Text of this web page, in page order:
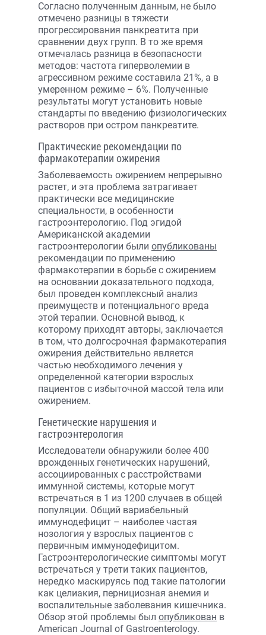
Согласно полученным данным, не было
отмечено разницы в тяжести
прогрессирования панкреатита при
сравнении двух групп. В то же время
отмечалась разница в безопасности
методов: частота гиперволемии в
агрессивном режиме составила 21%, а в
умеренном режиме – 6%. Полученные
результаты могут установить новые
стандарты по введению физиологических
растворов при остром панкреатите.
Практические рекомендации по
фармакотерапии ожирения
Заболеваемость ожирением непрерывно
растет, и эта проблема затрагивает
практически все медицинские
специальности, в особенности
гастроэнтерологию. Под эгидой
Американской академии
гастроэнтерологии были опубликованы
рекомендации по применению
фармакотерапии в борьбе с ожирением
на основании доказательного подхода,
был проведен комплексный анализ
преимуществ и потенциального вреда
этой терапии. Основной вывод, к
которому приходят авторы, заключается
в том, что долгосрочная фармакотерапия
ожирения действительно является
частью необходимого лечения у
определенной категории взрослых
пациентов с избыточной массой тела или
ожирением.
Генетические нарушения и
гастроэнтерология
Исследователи обнаружили более 400
врожденных генетических нарушений,
ассоциированных с расстройствами
иммунной системы, которые могут
встречаться в 1 из 1200 случаев в общей
популяции. Общий вариабельный
иммунодефицит – наиболее частая
нозология у взрослых пациентов с
первичным иммунодефицитом.
Гастроэнтерологические симптомы могут
встречаться у трети таких пациентов,
нередко маскируясь под такие патологии
как целиакия, пернициозная анемия и
воспалительные заболевания кишечника.
Обзор этой проблемы был опубликован в
American Journal of Gastroenterology.